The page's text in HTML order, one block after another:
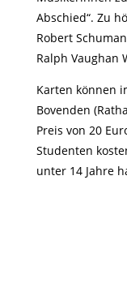
Abschied“. Zu
Robert
Ralph Vaughan
Karten können
Bovenden
Preis von 20
Studenten
unter 14 Jahre